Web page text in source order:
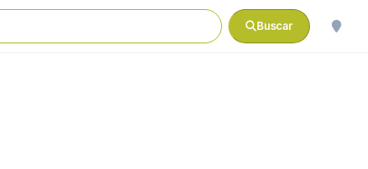
Buscar